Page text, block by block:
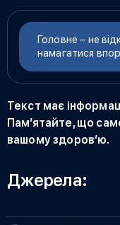
Головне – не
намагатися
Текст має
Пам’ятайте, що
вашому здоров’ю.
Джерела: